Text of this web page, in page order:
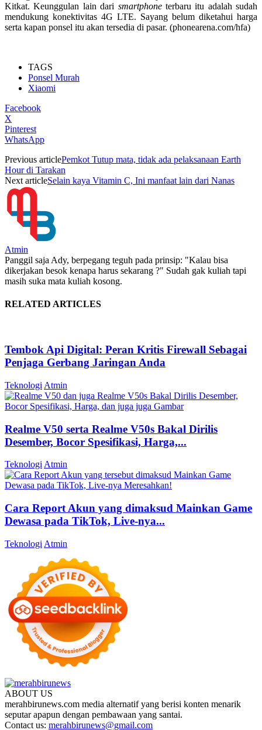
Kitkat. Keunggulan lain dari smartphoneterbaru itu adalah sudah
mendukung konektivitas 4G LTE. Sayang belum diketahui harga
serta kapan ponsel itu akan tersedia di pasar. (phonearena.com/hfa)
TAGS
Ponsel Murah
Xiaomi
Facebook
X
Pinterest
WhatsApp
Previous articlePemkot Tutup mata, tidak ada pelaksanaan Earth
Hour di Tarakan
Next articleSelain kaya Vitamin C, Ini manfaat lain dari Nanas
Atmin
Panggil saja Ady, berpegang teguh pada prinsip: "Kalau bisa
dikerjakan besok kenapa harus sekarang ?" Sudah gak kuliah tapi
masih suka mata kuliah kosong.
RELATED ARTICLES
Tembok Api Digital: Peran Kritis Firewall Sebagai
Penjaga Gerbang Jaringan Anda
Teknologi Atmin
Realme V50 serta Realme V50s Bakal Dirilis
Desember, Bocor Spesifikasi, Harga,...
Teknologi Atmin
Cara Report Akun yang dimaksud Mainkan Game
Dewasa pada TikTok, Live-nya...
Teknologi Atmin
ABOUT US
merahbirunews.com media alternatif yang berisi konten menarik
seputar apapun dengan pembawaan yang santai.
Contact us: merahbirunews@gmail.com